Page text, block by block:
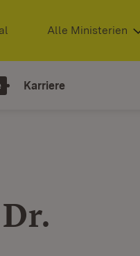
(Öffnet in neuem Fenster)
Alle Ministerien
Karriere